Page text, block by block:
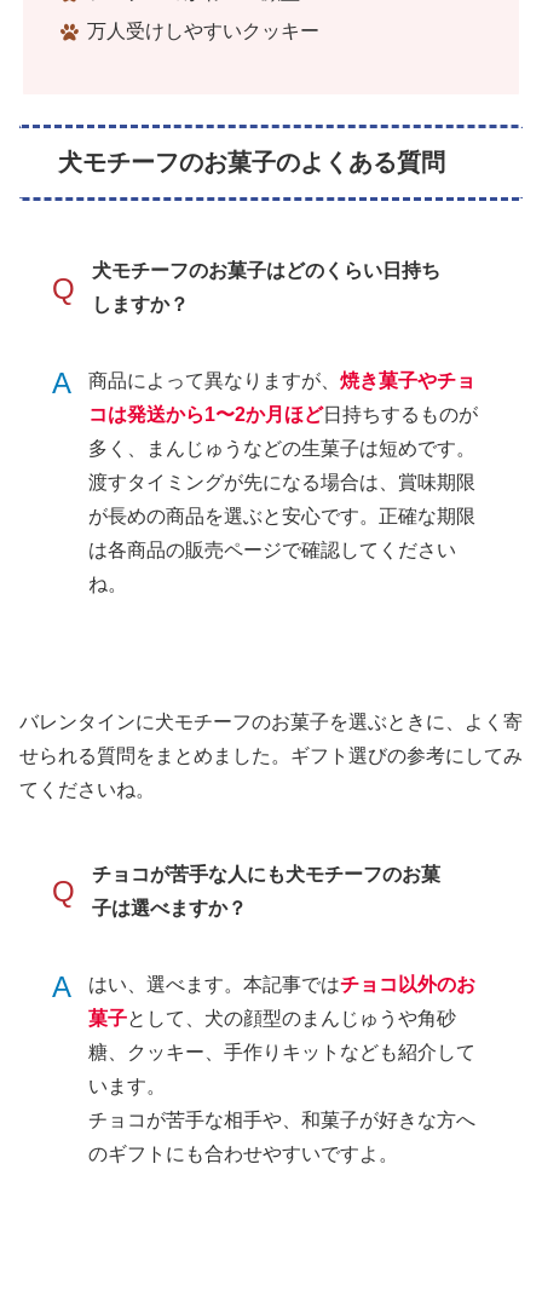
万人受けしやすいクッキー
犬モチーフのお菓子のよくある質問
Q
犬モチーフのお菓子はどのくらい日持ち
しますか？
A 商品によって異なりますが、焼き菓子やチョ
コは発送から1〜2か月ほど日持ちするものが
多く、まんじゅうなどの生菓子は短めです。
渡すタイミングが先になる場合は、賞味期限
が長めの商品を選ぶと安心です。正確な期限
は各商品の販売ページで確認してください
ね。
バレンタインに犬モチーフのお菓子を選ぶときに、よく寄
せられる質問をまとめました。ギフト選びの参考にしてみ
てくださいね。
Q
チョコが苦手な人にも犬モチーフのお菓
子は選べますか？
A はい、選べます。本記事ではチョコ以外のお
菓子として、犬の顔型のまんじゅうや角砂
糖、クッキー、手作りキットなども紹介して
います。
チョコが苦手な相手や、和菓子が好きな方へ
のギフトにも合わせやすいですよ。